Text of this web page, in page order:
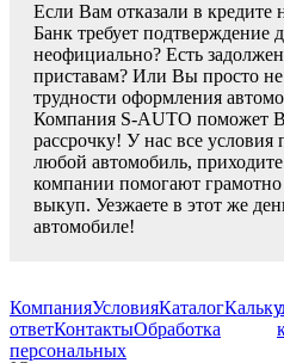
Если Вам отказали в кредите
Банк требует подтверждение
неофициально? Есть
приставам? Или Вы просто не
трудности оформления
Компания S-AUTO поможет
рассрочку! У нас все
любой автомобиль,
компании помогают
выкуп. Уезжаете в этот же
автомобиле!
КомпанияУсловияКаталог
ответКонтактыОбработка
персональных